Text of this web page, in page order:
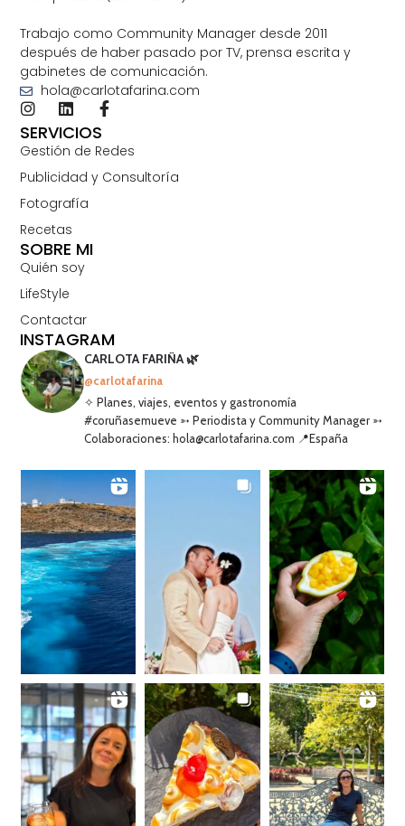
Trabajo como Community Manager desde 2011
después de haber pasado por TV, prensa escrita y
gabinetes de comunicación.
hola@carlotafarina.com
SOBRE MI
Quién soy
LifeStyle
Contactar
SERVICIOS
Gestión de Redes
Publicidad y Consultoría
Fotografía
Recetas
INSTAGRAM
CARLOTA FARIÑA 🌿
@carlotafarina
✧ Planes, viajes, eventos y gastronomía
#coruñasemueve ➳ Periodista y Community Manager ➳
Colaboraciones: hola@carlotafarina.com 📍España